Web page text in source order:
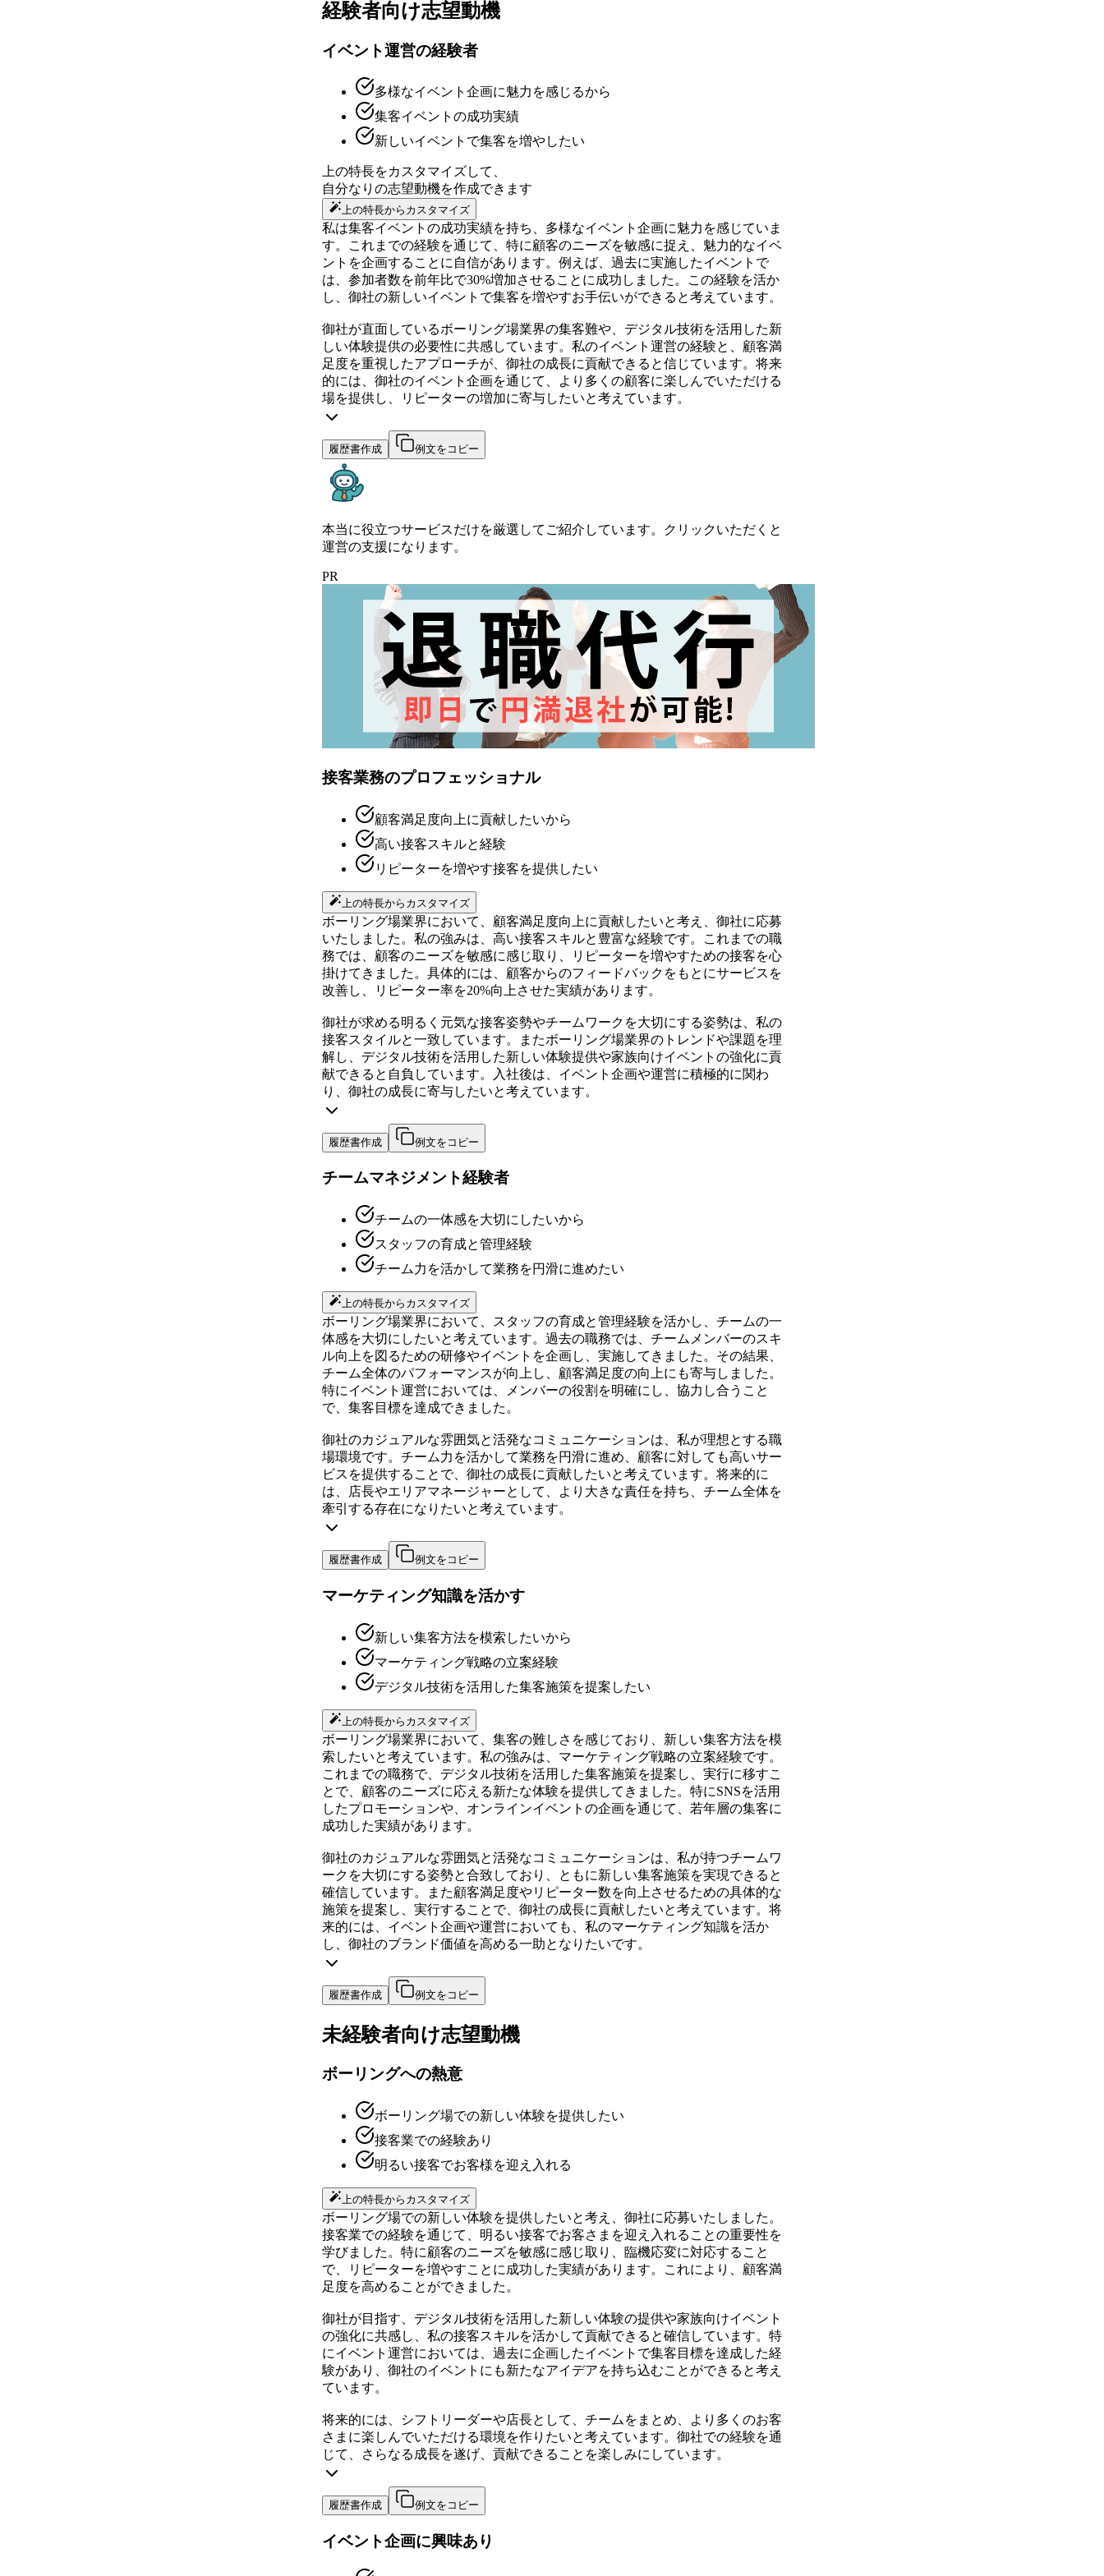
経験者向け志望動機
イベント運営の経験者
多様なイベント企画に魅力を感じるから
集客イベントの成功実績
新しいイベントで集客を増やしたい
上の特長をカスタマイズして、
自分なりの志望動機を作成できます
上の特長からカスタマイズ
私は集客イベントの成功実績を持ち、多様なイベント企画に魅力を感じていま
す。これまでの経験を通じて、特に顧客のニーズを敏感に捉え、魅力的なイベ
ントを企画することに自信があります。例えば、過去に実施したイベントで
は、参加者数を前年比で30%増加させることに成功しました。この経験を活か
し、御社の新しいイベントで集客を増やすお手伝いができると考えています。
御社が直面しているボーリング場業界の集客難や、デジタル技術を活用した新
しい体験提供の必要性に共感しています。私のイベント運営の経験と、顧客満
足度を重視したアプローチが、御社の成長に貢献できると信じています。将来
的には、御社のイベント企画を通じて、より多くの顧客に楽しんでいただける
場を提供し、リピーターの増加に寄与したいと考えています。
履歴書作成 例文をコピー
本当に役立つサービスだけを厳選してご紹介しています。クリックいただくと
運営の支援になります。
PR
接客業務のプロフェッショナル
顧客満足度向上に貢献したいから
高い接客スキルと経験
リピーターを増やす接客を提供したい
上の特長からカスタマイズ
ボーリング場業界において、顧客満足度向上に貢献したいと考え、御社に応募
いたしました。私の強みは、高い接客スキルと豊富な経験です。これまでの職
務では、顧客のニーズを敏感に感じ取り、リピーターを増やすための接客を心
掛けてきました。具体的には、顧客からのフィードバックをもとにサービスを
改善し、リピーター率を20%向上させた実績があります。
御社が求める明るく元気な接客姿勢やチームワークを大切にする姿勢は、私の
接客スタイルと一致しています。またボーリング場業界のトレンドや課題を理
解し、デジタル技術を活用した新しい体験提供や家族向けイベントの強化に貢
献できると自負しています。入社後は、イベント企画や運営に積極的に関わ
り、御社の成長に寄与したいと考えています。
履歴書作成 例文をコピー
チームマネジメント経験者
チームの一体感を大切にしたいから
スタッフの育成と管理経験
チーム力を活かして業務を円滑に進めたい
上の特長からカスタマイズ
ボーリング場業界において、スタッフの育成と管理経験を活かし、チームの一
体感を大切にしたいと考えています。過去の職務では、チームメンバーのスキ
ル向上を図るための研修やイベントを企画し、実施してきました。その結果、
チーム全体のパフォーマンスが向上し、顧客満足度の向上にも寄与しました。
特にイベント運営においては、メンバーの役割を明確にし、協力し合うこと
で、集客目標を達成できました。
御社のカジュアルな雰囲気と活発なコミュニケーションは、私が理想とする職
場環境です。チーム力を活かして業務を円滑に進め、顧客に対しても高いサー
ビスを提供することで、御社の成長に貢献したいと考えています。将来的に
は、店長やエリアマネージャーとして、より大きな責任を持ち、チーム全体を
牽引する存在になりたいと考えています。
履歴書作成 例文をコピー
マーケティング知識を活かす
新しい集客方法を模索したいから
マーケティング戦略の立案経験
デジタル技術を活用した集客施策を提案したい
上の特長からカスタマイズ
ボーリング場業界において、集客の難しさを感じており、新しい集客方法を模
索したいと考えています。私の強みは、マーケティング戦略の立案経験です。
これまでの職務で、デジタル技術を活用した集客施策を提案し、実行に移すこ
とで、顧客のニーズに応える新たな体験を提供してきました。特にSNSを活用
したプロモーションや、オンラインイベントの企画を通じて、若年層の集客に
成功した実績があります。
御社のカジュアルな雰囲気と活発なコミュニケーションは、私が持つチームワ
ークを大切にする姿勢と合致しており、ともに新しい集客施策を実現できると
確信しています。また顧客満足度やリピーター数を向上させるための具体的な
施策を提案し、実行することで、御社の成長に貢献したいと考えています。将
来的には、イベント企画や運営においても、私のマーケティング知識を活か
し、御社のブランド価値を高める一助となりたいです。
履歴書作成 例文をコピー
未経験者向け志望動機
ボーリングへの熱意
ボーリング場での新しい体験を提供したい
接客業での経験あり
明るい接客でお客様を迎え入れる
上の特長からカスタマイズ
ボーリング場での新しい体験を提供したいと考え、御社に応募いたしました。
接客業での経験を通じて、明るい接客でお客さまを迎え入れることの重要性を
学びました。特に顧客のニーズを敏感に感じ取り、臨機応変に対応すること
で、リピーターを増やすことに成功した実績があります。これにより、顧客満
足度を高めることができました。
御社が目指す、デジタル技術を活用した新しい体験の提供や家族向けイベント
の強化に共感し、私の接客スキルを活かして貢献できると確信しています。特
にイベント運営においては、過去に企画したイベントで集客目標を達成した経
験があり、御社のイベントにも新たなアイデアを持ち込むことができると考え
ています。
将来的には、シフトリーダーや店長として、チームをまとめ、より多くのお客
さまに楽しんでいただける環境を作りたいと考えています。御社での経験を通
じて、さらなる成長を遂げ、貢献できることを楽しみにしています。
履歴書作成 例文をコピー
イベント企画に興味あり